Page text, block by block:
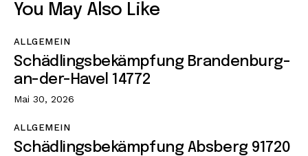
You May Also Like
ALLGEMEIN
Schädlingsbekämpfung Brandenburg-
an-der-Havel 14772
Mai 30, 2026
ALLGEMEIN
Schädlingsbekämpfung Absberg 91720